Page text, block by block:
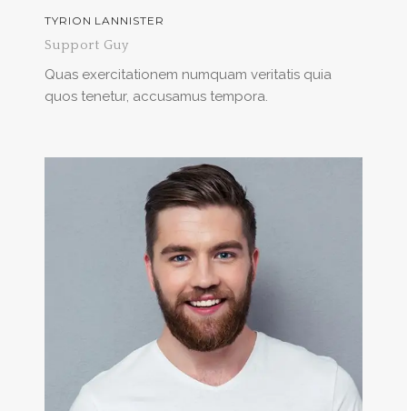
TYRION LANNISTER
Support Guy
Quas exercitationem numquam veritatis quia
quos tenetur, accusamus tempora.